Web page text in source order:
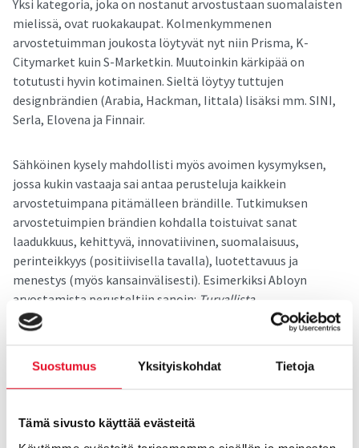
Suostumus Yksityiskohdat Tietoja
Tämä sivusto käyttää evästeitä
Yksi kategoria, joka on nostanut arvostustaan suomalaisten
mielissä, ovat ruokakaupat. Kolmenkymmenen
arvostetuimman joukosta löytyvät nyt niin Prisma, K-
Citymarket kuin S-Marketkin. Muutoinkin kärkipää on
totutusti hyvin kotimainen. Sieltä löytyy tuttujen
designbrändien (Arabia, Hackman, Iittala) lisäksi mm. SINI,
Serla, Elovena ja Finnair.
Sähköinen kysely mahdollisti myös avoimen kysymyksen,
jossa kukin vastaaja sai antaa perusteluja kaikkein
arvostetuimpana pitämälleen brändille. Tutkimuksen
arvostetuimpien brändien kohdalla toistuivat sanat
laadukkuus, kehittyvä, innovatiivinen, suomalaisuus,
perinteikkyys (positiivisella tavalla), luotettavuus ja
menestys (myös kansainvälisesti). Esimerkiksi Abloyn
arvostamista perusteltiin sanoin: Turvallista
lukitusosaamista jo vuosikymmenten ajan. Oman alansa
edelläkävijä. Hyvää kehitystyötä tehdään jatkuvasti.